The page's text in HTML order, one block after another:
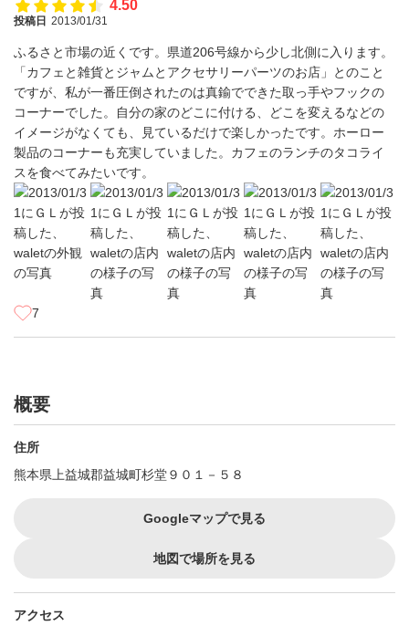
4.50
投稿日 2013/01/31
ふるさと市場の近くです。県道206号線から少し北側に入ります。
「カフェと雑貨とジャムとアクセサリーパーツのお店」とのこと
ですが、私が一番圧倒されたのは真鍮でできた取っ手やフックの
コーナーでした。自分の家のどこに付ける、どこを変えるなどの
イメージがなくても、見ているだけで楽しかったです。ホーロー
製品のコーナーも充実していました。カフェのランチのタコライ
スを食べてみたいです。
7
概要
住所
熊本県上益城郡益城町杉堂９０１－５８
Googleマップで見る
地図で場所を見る
アクセス